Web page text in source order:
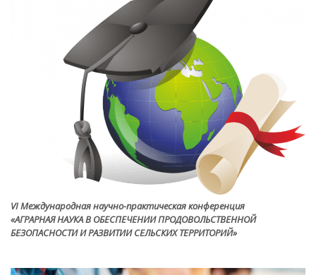
VI Международная научно-практическая конференция
«АГРАРНАЯ НАУКА В ОБЕСПЕЧЕНИИ ПРОДОВОЛЬСТВЕННОЙ
БЕЗОПАСНОСТИ И РАЗВИТИИ СЕЛЬСКИХ ТЕРРИТОРИЙ»